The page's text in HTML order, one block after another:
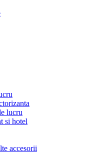
lucru
si hotel
accesorii